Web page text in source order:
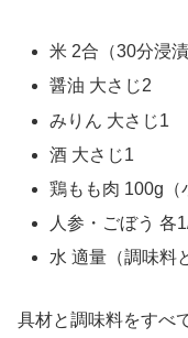
米 2合（30分浸漬
醤油 大さじ2
みりん 大さじ1
酒 大さじ1
鶏もも肉 100g（
人参・ごぼう 各
水 適量（調味料
具材と調味料をすべ